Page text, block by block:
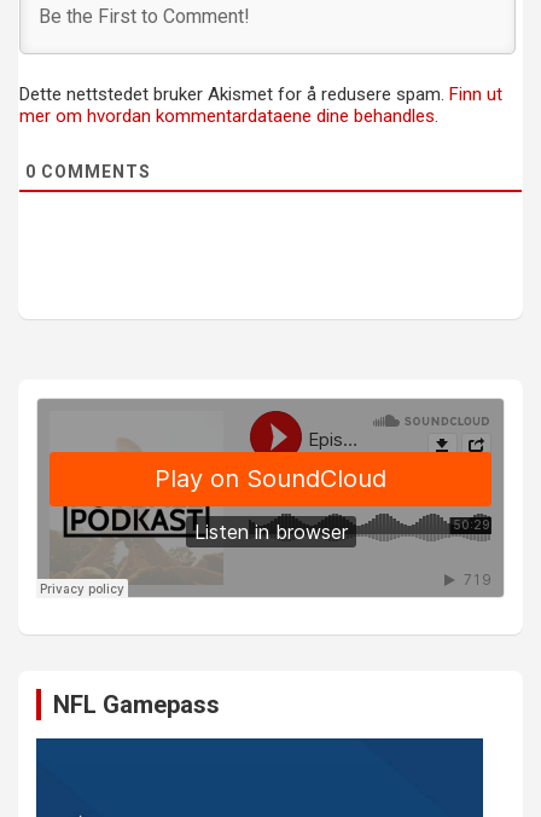
Dette nettstedet bruker Akismet for å redusere spam. Finn ut
mer om hvordan kommentardataene dine behandles.
0 COMMENTS
NFL Gamepass